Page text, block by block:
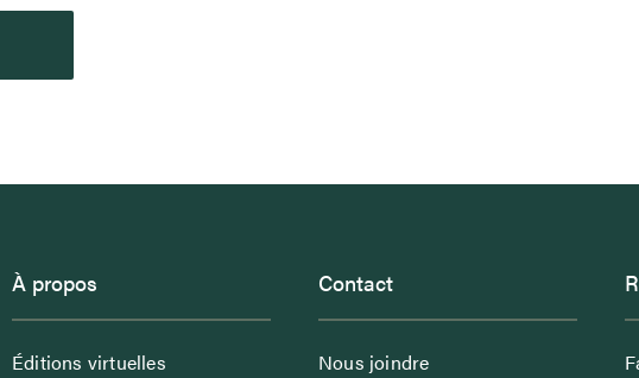
À propos
Éditions virtuelles
Contact
Nous joindre